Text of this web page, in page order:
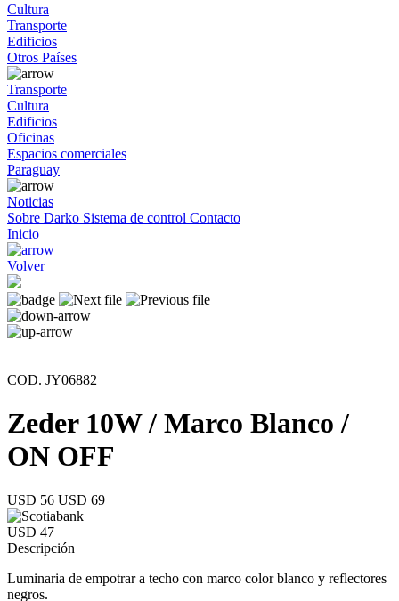
Cultura
Transporte
Edificios
Otros Países
Transporte
Cultura
Edificios
Oficinas
Espacios comerciales
Paraguay
Noticias
Sobre Darko Sistema de control Contacto
Inicio
Volver
COD. JY06882
Zeder 10W / Marco Blanco /
ON OFF
USD 56 USD 69
USD 47
Descripción
Luminaria de empotrar a techo con marco color blanco y reflectores
negros.